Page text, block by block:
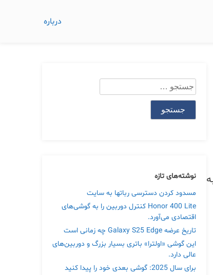
درباره
جستجو
برای:
نوشته‌های تازه
مسدود کردن دسترسی رباتها به سایت
Honor 400 Lite کنترل دوربین را به گوشی‌های
اقتصادی می‌آورد.
تاریخ عرضه Galaxy S25 Edge چه زمانی است
این گوشی «اولترا» باتری بسیار بزرگ و دوربین‌های
عالی دارد.
برای سال 2025: گوشی بعدی خود را پیدا کنید